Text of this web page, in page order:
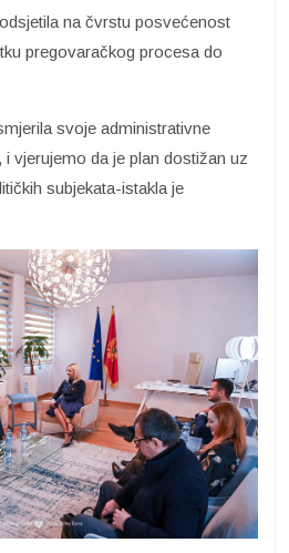
na čvrstu posvećenost
pregovaračkog procesa do
svoje administrativne
vjerujemo da je plan dostižan uz
subjekata-istakla je